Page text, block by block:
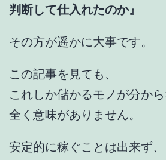
判断して仕入れたのか』
その方が遥かに大事です。
この記事を見ても、
これしか儲かるモノが分から
全く意味がありません。
安定的に稼ぐことは出来ず、